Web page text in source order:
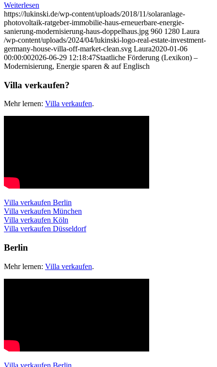
Weiterlesen
https://lukinski.de/wp-content/uploads/2018/11/solaranlage-
photovoltaik-ratgeber-immobilie-haus-erneuerbare-energie-
sanierung-modernisierung-haus-doppelhaus.jpg 960 1280 Laura
/wp-content/uploads/2024/04/lukinski-logo-real-estate-investment-
germany-house-villa-off-market-clean.svg Laura2020-01-06
00:00:002026-06-29 12:18:47Staatliche Förderung (Lexikon) –
Modernisierung, Energie sparen & auf Englisch
Villa verkaufen?
Mehr lernen: Villa verkaufen.
Villa verkaufen Berlin
Villa verkaufen München
Villa verkaufen Köln
Villa verkaufen Düsseldorf
Berlin
Mehr lernen: Villa verkaufen.
Villa verkaufen Berlin